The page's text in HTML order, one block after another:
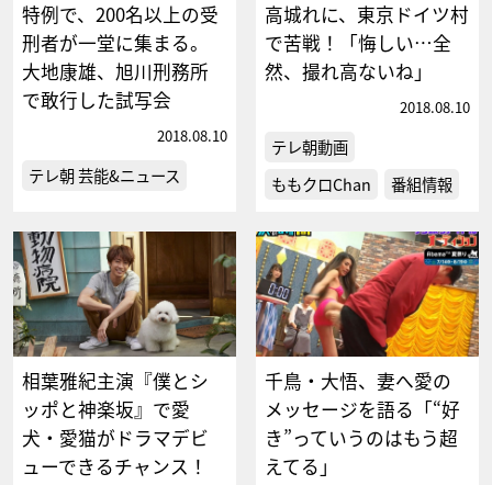
特例で、200名以上の受
刑者が一堂に集まる。
大地康雄、旭川刑務所
で敢行した試写会
2018.08.10
テレ朝 芸能&ニュース
高城れに、東京ドイツ村
で苦戦！「悔しい…全
然、撮れ高ないね」
2018.08.10
テレ朝動画
ももクロChan
番組情報
相葉雅紀主演『僕とシ
ッポと神楽坂』で愛
犬・愛猫がドラマデビ
ューできるチャンス！
千鳥・大悟、妻へ愛の
メッセージを語る「“好
き”っていうのはもう超
えてる」